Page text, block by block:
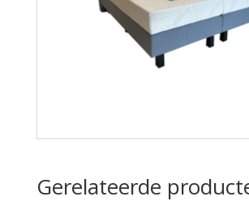
Gerelateerde